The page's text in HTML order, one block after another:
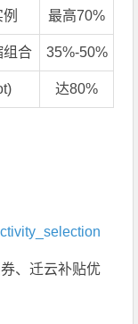
最高70%
组合 35%-50%
达80%
、迁云补贴优